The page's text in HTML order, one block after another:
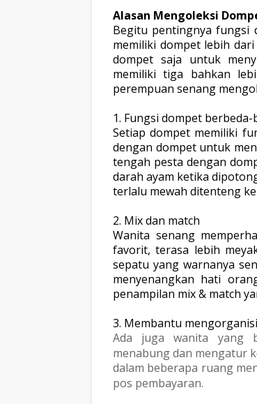
Alasan Mengoleksi
Begitu pentingnya fungsi
memiliki dompet lebih
dompet saja untuk
memiliki tiga bahkan
perempuan senang
1. Fungsi dompet berbeda-
Setiap dompet memiliki
dengan dompet untuk
tengah pesta dengan
darah ayam ketika
terlalu mewah ditenteng ke
2. Mix dan match
Wanita senang
favorit, terasa lebih
sepatu yang warnanya
menyenangkan hati
penampilan mix & match
3. Membantu
Ada juga wanita yang
menabung dan mengatur
dalam beberapa ruang
pos pembayaran.